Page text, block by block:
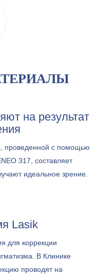
на результат
проведенной с помощью
317, составляет
идеальное зрение.
Lasik
для коррекции
В Клинике
проводят на